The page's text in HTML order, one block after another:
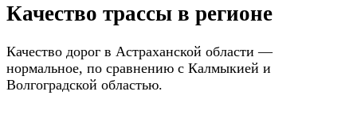
Качество трассы в регионе
Качество дорог в Астраханской области —
нормальное, по сравнению с Калмыкией и
Волгоградской областью.